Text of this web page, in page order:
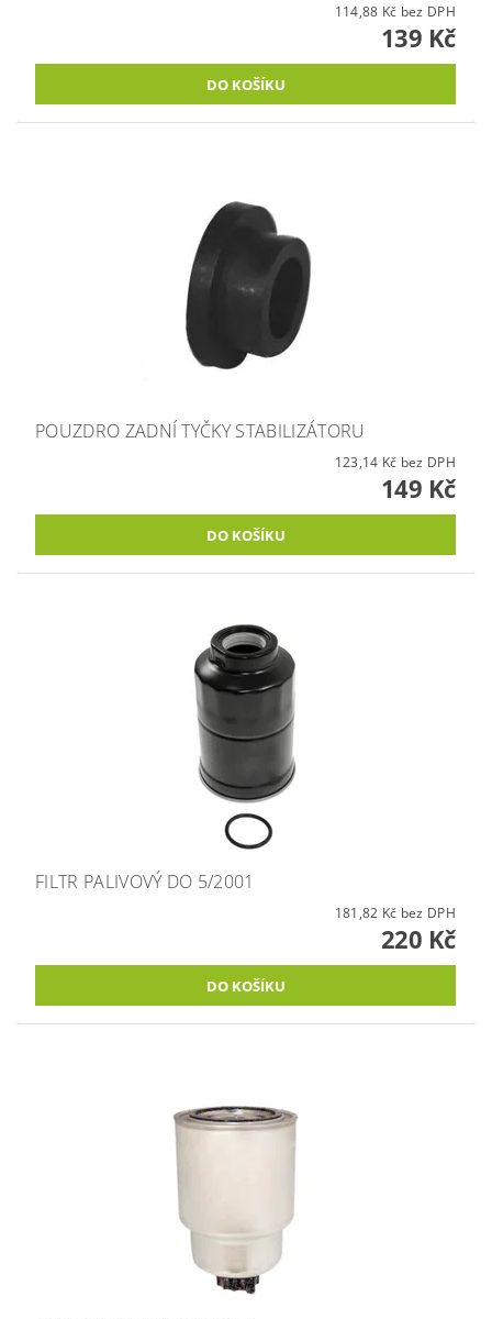
114,88 Kč bez DPH
139 Kč
POUZDRO ZADNÍ TYČKY STABILIZÁTORU
123,14 Kč bez DPH
149 Kč
FILTR PALIVOVÝ DO 5/2001
181,82 Kč bez DPH
220 Kč